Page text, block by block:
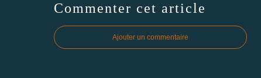
Commenter cet article
Ajouter un commentaire